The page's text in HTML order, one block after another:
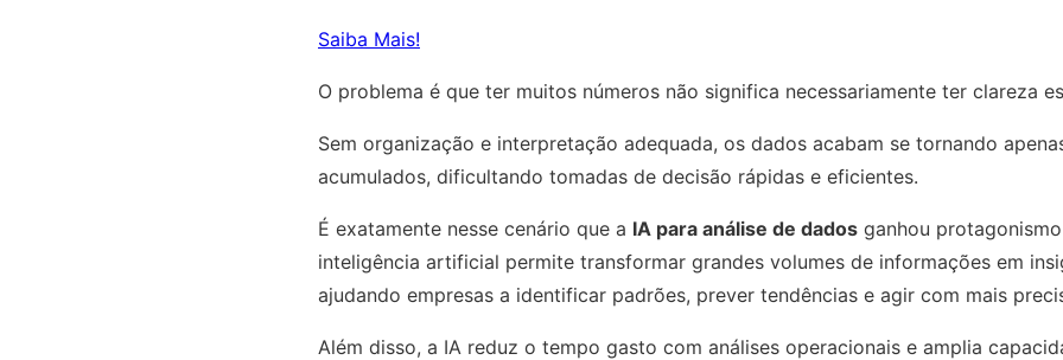
Saiba Mais!
O problema é que ter muitos números não significa necessariamente ter clareza
Sem organização e interpretação adequada, os dados acabam se tornando
acumulados, dificultando tomadas de decisão rápidas e eficientes.
É exatamente nesse cenário que a IA para análise de dados ganhou
inteligência artificial permite transformar grandes volumes de informações em
ajudando empresas a identificar padrões, prever tendências e agir com mais
Além disso, a IA reduz o tempo gasto com análises operacionais e amplia